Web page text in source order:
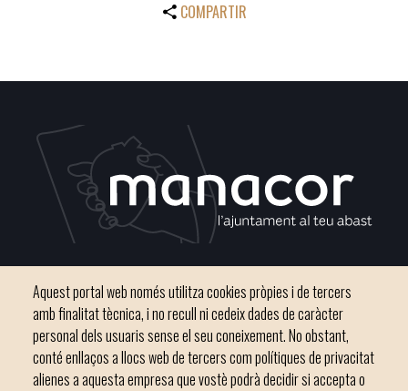
COMPARTIR
Telèfon 971 84 91 00 - CIF: P0703300D
Aquest portal web només utilitza cookies pròpies i de tercers
amb finalitat tècnica, i no recull ni cedeix dades de caràcter
personal dels usuaris sense el seu coneixement. No obstant,
conté enllaços a llocs web de tercers com polítiques de privacitat
alienes a aquesta empresa que vostè podrà decidir si accepta o